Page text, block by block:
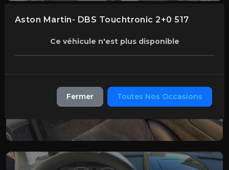
Aston Martin- DBS Touchtronic 2+0 517
Ce véhicule n'est plus disponible
Fermer Toutes Nos Occasions